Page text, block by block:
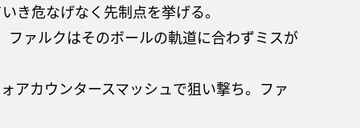
き危なげなく先制点を挙げる。
ァルクはそのボールの軌道に合わずミスが
アカウンタースマッシュで狙い撃ち。ファ